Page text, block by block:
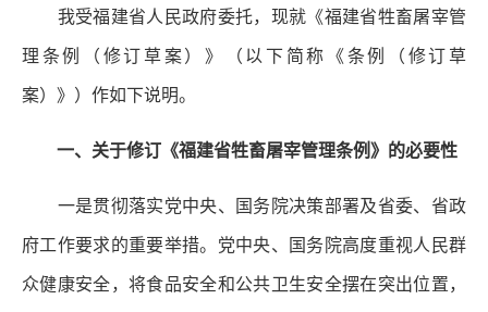
我受福建省人民政府委托，现就《福建省牲畜屠宰管
理条例（修订草案）》（以下简称《条例（修订草
案）》）作如下说明。
一、关于修订《福建省牲畜屠宰管理条例》的必要性
一是贯彻落实党中央、国务院决策部署及省委、省政
府工作要求的重要举措。 党中央、国务院高度重视人民群
众健康安全，将食品安全和公共卫生安全摆在突出位置，